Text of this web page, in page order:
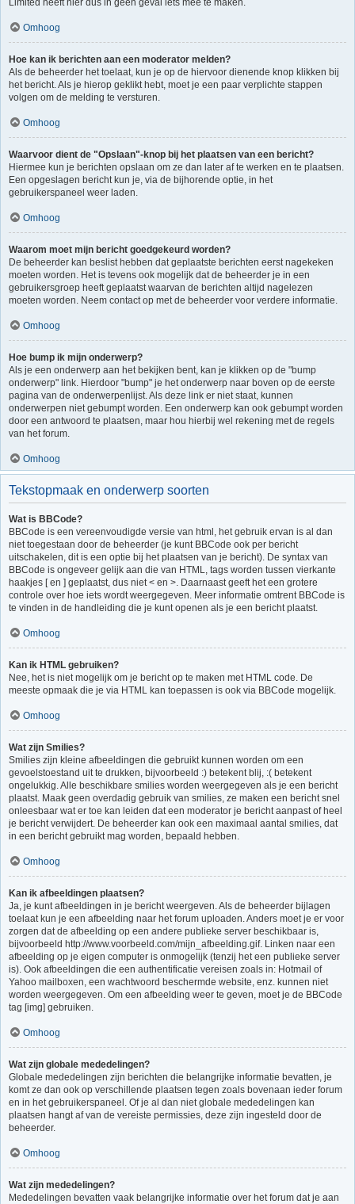
Limited heeft hier dus in geen geval iets mee te maken.
Omhoog
Hoe kan ik berichten aan een moderator melden?
Als de beheerder het toelaat, kun je op de hiervoor dienende knop klikken bij
het bericht. Als je hierop geklikt hebt, moet je een paar verplichte stappen
volgen om de melding te versturen.
Omhoog
Waarvoor dient de "Opslaan"-knop bij het plaatsen van een bericht?
Hiermee kun je berichten opslaan om ze dan later af te werken en te plaatsen.
Een opgeslagen bericht kun je, via de bijhorende optie, in het
gebruikerspaneel weer laden.
Omhoog
Waarom moet mijn bericht goedgekeurd worden?
De beheerder kan beslist hebben dat geplaatste berichten eerst nagekeken
moeten worden. Het is tevens ook mogelijk dat de beheerder je in een
gebruikersgroep heeft geplaatst waarvan de berichten altijd nagelezen
moeten worden. Neem contact op met de beheerder voor verdere informatie.
Omhoog
Hoe bump ik mijn onderwerp?
Als je een onderwerp aan het bekijken bent, kan je klikken op de "bump
onderwerp" link. Hierdoor "bump" je het onderwerp naar boven op de eerste
pagina van de onderwerpenlijst. Als deze link er niet staat, kunnen
onderwerpen niet gebumpt worden. Een onderwerp kan ook gebumpt worden
door een antwoord te plaatsen, maar hou hierbij wel rekening met de regels
van het forum.
Omhoog
Tekstopmaak en onderwerp soorten
Wat is BBCode?
BBCode is een vereenvoudigde versie van html, het gebruik ervan is al dan
niet toegestaan door de beheerder (je kunt BBCode ook per bericht
uitschakelen, dit is een optie bij het plaatsen van je bericht). De syntax van
BBCode is ongeveer gelijk aan die van HTML, tags worden tussen vierkante
haakjes [ en ] geplaatst, dus niet < en >. Daarnaast geeft het een grotere
controle over hoe iets wordt weergegeven. Meer informatie omtrent BBCode is
te vinden in de handleiding die je kunt openen als je een bericht plaatst.
Omhoog
Kan ik HTML gebruiken?
Nee, het is niet mogelijk om je bericht op te maken met HTML code. De
meeste opmaak die je via HTML kan toepassen is ook via BBCode mogelijk.
Omhoog
Wat zijn Smilies?
Smilies zijn kleine afbeeldingen die gebruikt kunnen worden om een
gevoelstoestand uit te drukken, bijvoorbeeld :) betekent blij, :( betekent
ongelukkig. Alle beschikbare smilies worden weergegeven als je een bericht
plaatst. Maak geen overdadig gebruik van smilies, ze maken een bericht snel
onleesbaar wat er toe kan leiden dat een moderator je bericht aanpast of heel
je bericht verwijdert. De beheerder kan ook een maximaal aantal smilies, dat
in een bericht gebruikt mag worden, bepaald hebben.
Omhoog
Kan ik afbeeldingen plaatsen?
Ja, je kunt afbeeldingen in je bericht weergeven. Als de beheerder bijlagen
toelaat kun je een afbeelding naar het forum uploaden. Anders moet je er voor
zorgen dat de afbeelding op een andere publieke server beschikbaar is,
bijvoorbeeld http://www.voorbeeld.com/mijn_afbeelding.gif. Linken naar een
afbeelding op je eigen computer is onmogelijk (tenzij het een publieke server
is). Ook afbeeldingen die een authentificatie vereisen zoals in: Hotmail of
Yahoo mailboxen, een wachtwoord beschermde website, enz. kunnen niet
worden weergegeven. Om een afbeelding weer te geven, moet je de BBCode
tag [img] gebruiken.
Omhoog
Wat zijn globale mededelingen?
Globale mededelingen zijn berichten die belangrijke informatie bevatten, je
komt ze dan ook op verschillende plaatsen tegen zoals bovenaan ieder forum
en in het gebruikerspaneel. Of je al dan niet globale mededelingen kan
plaatsen hangt af van de vereiste permissies, deze zijn ingesteld door de
beheerder.
Omhoog
Wat zijn mededelingen?
Mededelingen bevatten vaak belangrijke informatie over het forum dat je aan